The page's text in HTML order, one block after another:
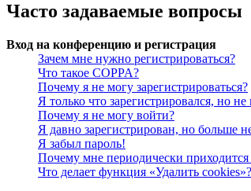
Часто задаваемые вопросы
Вход на конференцию и регистрация
Зачем мне нужно регистрироваться?
Что такое COPPA?
Почему я не могу зарегистрироваться?
Я только что зарегистрировался, но
Почему я не могу войти?
Я давно зарегистрирован, но больше
Я забыл пароль!
Почему мне периодически
Что делает функция «Удалить cookies»?